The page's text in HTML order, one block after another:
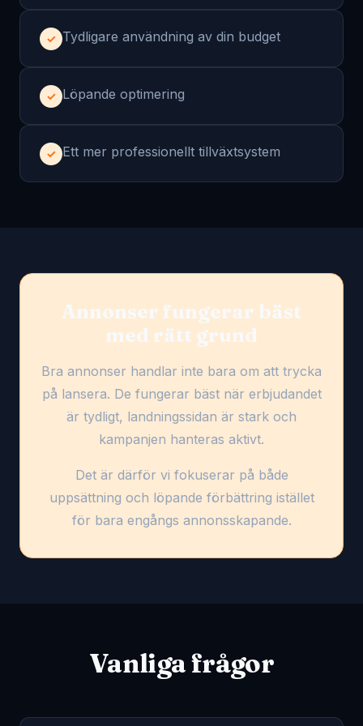
✓ Tydligare användning av din budget
✓ Löpande optimering
✓ Ett mer professionellt tillväxtsystem
Annonser fungerar bäst
med rätt grund
Bra annonser handlar inte bara om att trycka
på lansera. De fungerar bäst när erbjudandet
är tydligt, landningssidan är stark och
kampanjen hanteras aktivt.
Det är därför vi fokuserar på både
uppsättning och löpande förbättring istället
för bara engångs annonsskapande.
Vanliga frågor